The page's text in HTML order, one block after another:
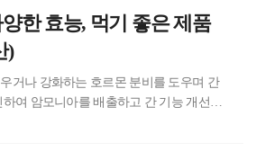
한 효능, 먹기 좋은 제품
)
거나 강화하는 호르몬 분비를 도우며 간
여 암모니아를 배출하고 간 기능 개선과